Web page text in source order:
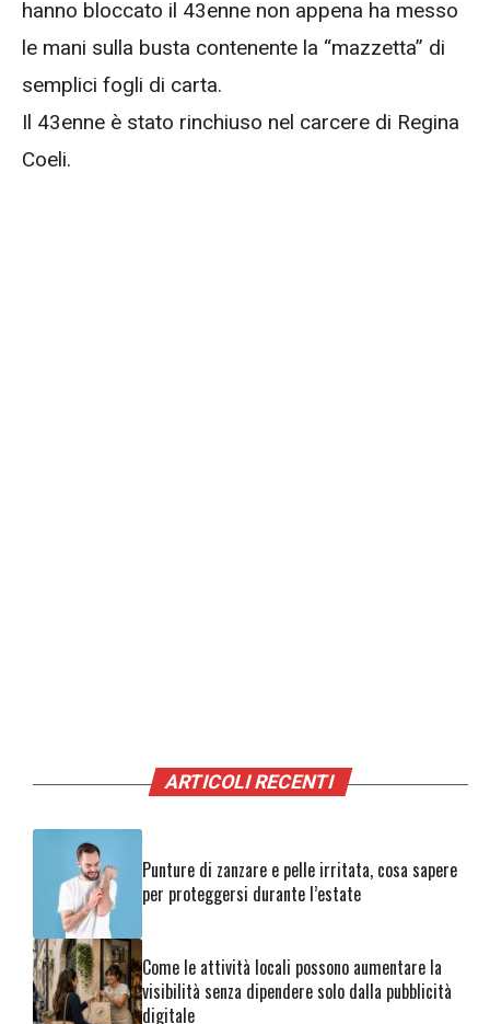
hanno bloccato il 43enne non appena ha messo
le mani sulla busta contenente la “mazzetta” di
semplici fogli di carta.
Il 43enne è stato rinchiuso nel carcere di Regina
Coeli.
ARTICOLI RECENTI
Punture di zanzare e pelle irritata, cosa sapere
per proteggersi durante l’estate
Come le attività locali possono aumentare la
visibilità senza dipendere solo dalla pubblicità
digitale